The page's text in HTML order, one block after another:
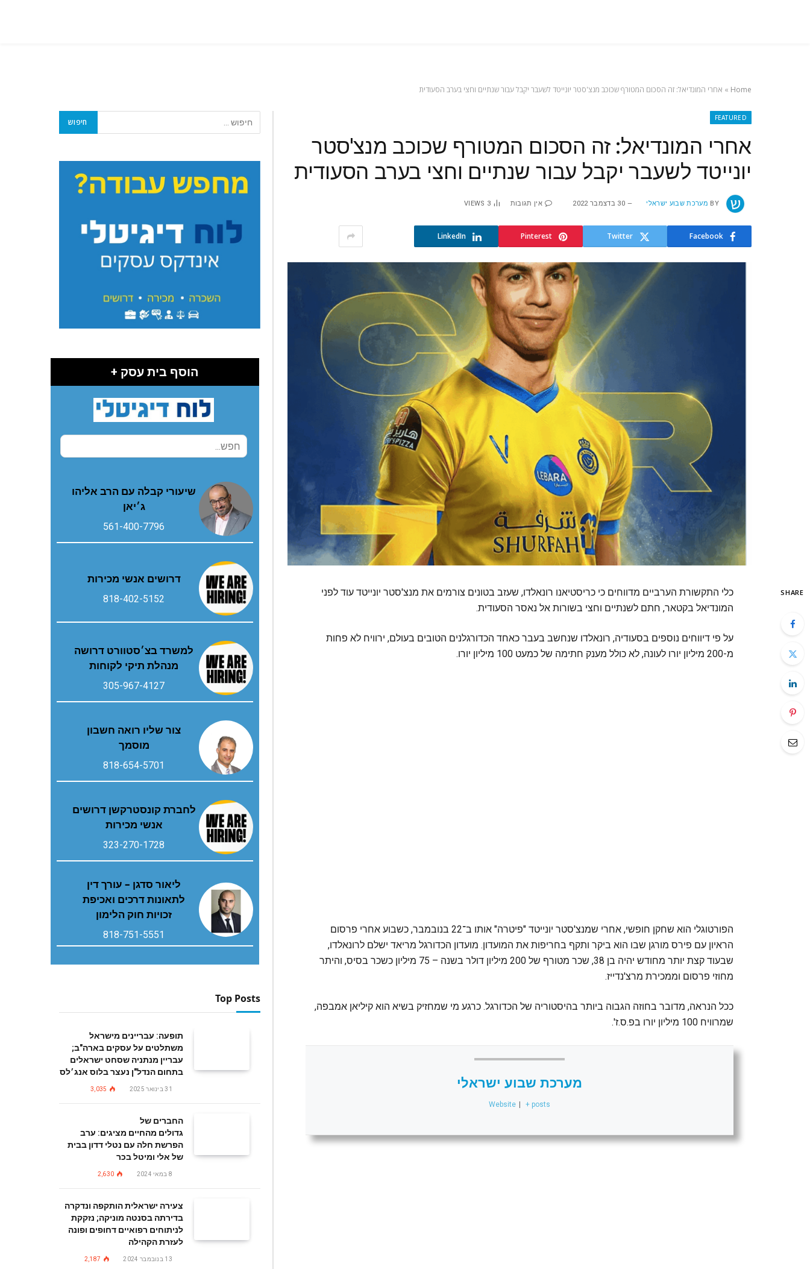
Home
» אחרי המונדיאל: זה הסכום המטורף שכוכב מנצ'סטר יונייטד לשעבר יקבל עבור שנתיים וחצי בערב הסעודית
FEATURED
אחרי המונדיאל: זה הסכום המטורף שכוכב מנצ'סטר
יונייטד לשעבר יקבל עבור שנתיים וחצי בערב הסעודית
BY מערכת שבוע ישראלי 30 בדצמבר 2022 אין תגובות 3
VIEWS
Facebook
Twitter
Pinterest
LinkedIn
SHARE
כלי התקשורת הערביים מדווחים כי כריסטיאנו רונאלדו, שעזב בטונים צורמים את מנצ'סטר יונייטד עוד לפני
המונדיאל בקטאר, חתם לשנתיים וחצי בשורות אל נאסר הסעודית.
על פי דיווחים נוספים בסעודיה, רונאלדו שנחשב בעבר כאחד הכדורגלנים הטובים בעולם, ירוויח לא פחות
מ-200 מיליון יורו לעונה, לא כולל מענק חתימה של כמעט 100 מיליון יורו.
הפורטוגלי הוא שחקן חופשי, אחרי שמנצ'סטר יונייטד "פיטרה" אותו ב־22 בנובמבר, כשבוע אחרי פרסום
הראיון עם פירס מורגן שבו הוא ביקר ותקף בחריפות את המועדון. מועדון הכדורגל מריאד ישלם לרונאלדו,
שבעוד קצת יותר מחודש יהיה בן 38, שכר מטורף של 200 מיליון דולר בשנה – 75 מיליון כשכר בסיס, והיתר
מחוזי פרסום וממכירת מרצ'נדייז.
ככל הנראה, מדובר בחוזה הגבוה ביותר בהיסטוריה של הכדורגל. כרגע מי שמחזיק בשיא הוא קיליאן אמבפה,
שמרוויח 100 מיליון יורו בפ.ס.ז'.
מערכת שבוע ישראלי
Website | + posts
הוסף בית עסק +
שיעורי קבלה עם הרב אליהו
ג׳יאן
561-400-7796
דרושים אנשי מכירות
818-402-5152
למשרד בצ׳סטוורט דרושה
מנהלת תיקי לקוחות
305-967-4127
צור שליו רואה חשבון
מוסמך
818-654-5701
לחברת קונסטרקשן דרושים
אנשי מכירות
323-270-1728
ליאור סדגן – עורך דין
לתאונות דרכים ואכיפת
זכויות חוק הלימון
818-751-5551
Top Posts
תופעה: עבריינים מישראל
משתלטים על עסקים בארה"ב;
עבריין מנתניה שסחט ישראלים
בתחום הנדל"ן נעצר בלוס אנג׳לס
31 בינואר 2025 3,035
החברים של
גדולים מהחיים מציגים: ערב
הפרשת חלה עם נטלי דדון בבית
של אלי ומיטל בכר
8 במאי 2024 2,630
צעירה ישראלית הותקפה ונדקרה
בדירתה בסנטה מוניקה; נזקקת
לניתוחים רפואיים דחופים ופונה
לעזרת הקהילה
13 בנובמבר 2024 2,187